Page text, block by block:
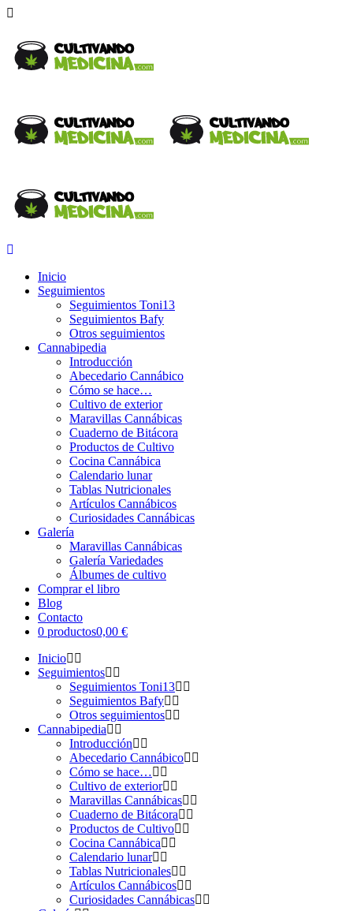
Inicio
Seguimientos
Seguimientos Toni13
Seguimientos Bafy
Otros seguimientos
Cannabipedia
Introducción
Abecedario Cannábico
Cómo se hace…
Cultivo de exterior
Maravillas Cannábicas
Cuaderno de Bitácora
Productos de Cultivo
Cocina Cannábica
Calendario lunar
Tablas Nutricionales
Artículos Cannábicos
Curiosidades Cannábicas
Galería
Maravillas Cannábicas
Galería Variedades
Álbumes de cultivo
Comprar el libro
Blog
Contacto
0 productos0,00 €
Inicio
Seguimientos
Seguimientos Toni13
Seguimientos Bafy
Otros seguimientos
Cannabipedia
Introducción
Abecedario Cannábico
Cómo se hace…
Cultivo de exterior
Maravillas Cannábicas
Cuaderno de Bitácora
Productos de Cultivo
Cocina Cannábica
Calendario lunar
Tablas Nutricionales
Artículos Cannábicos
Curiosidades Cannábicas